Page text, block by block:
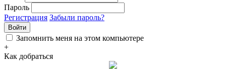
Пароль
Регистрация Забыли пароль?
Войти
Запомнить меня на этом компьютере
+
Как добраться